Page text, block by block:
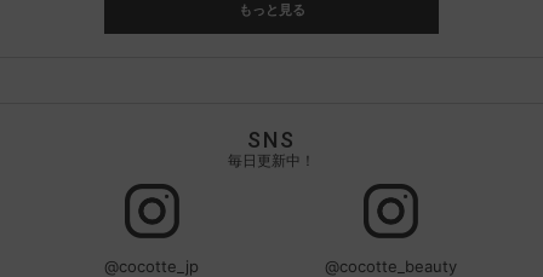
もっと見る
SNS
毎日更新中！
@cocotte_jp @cocotte_beauty